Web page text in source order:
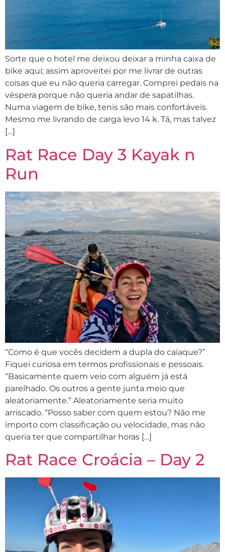
Sorte que o hotel me deixou deixar a minha caixa de
bike aqui; assim aproveitei por me livrar de outras
coisas que eu não queria carregar. Comprei pedais na
véspera porque não queria andar de sapatilhas.
Numa viagem de bike, tenis são mais confortáveis.
Mesmo me livrando de carga levo 14 k. Tá, mas talvez
[…]
Rat Race Day 3 Kayak n
Run
“Como é que vocês decidem a dupla do caiaque?”
Fiquei curiosa em termos profissionais e pessoais.
“Basicamente quem veio com alguém já está
parelhado. Os outros a gente junta meio que
aleatoriamente.” Aleatoriamente seria muito
arriscado. “Posso saber com quem estou? Não me
importo com classificação ou velocidade, mas não
queria ter que compartilhar horas […]
Rat Race Croácia – Day 2